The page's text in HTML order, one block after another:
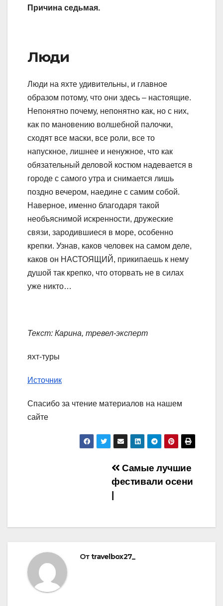
Причина седьмая.
Люди
Люди на яхте удивительны, и главное
образом потому, что они здесь – настоящие.
Непонятно почему, непонятно как, но с них,
как по мановению волшебной палочки,
сходят все маски, все роли, все то
напускное, лишнее и ненужное, что как
обязательный деловой костюм надевается в
городе с самого утра и снимается лишь
поздно вечером, наедине с самим собой.
Наверное, именно благодаря такой
необъяснимой искренности, дружеские
связи, зародившиеся в море, особенно
крепки. Узнав, каков человек на самом деле,
каков он НАСТОЯЩИЙ, прикипаешь к нему
душой так крепко, что оторвать не в силах
уже никто…
Текст: Карина, тревел-эксперт
яхт-туры
Источник
Спасибо за чтение материалов на нашем
сайте
Навигация
Самые лучшие
фестивали осени
Отtravelbox27_